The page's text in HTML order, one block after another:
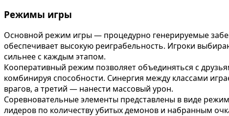
Режимы игры
Основной режим игры — процедурно генерируемые
обеспечивает высокую реиграбельность. Игроки
сильнее с каждым этапом.
Кооперативный режим позволяет объединяться с
комбинируя способности. Синергия между классами
врагов, а третий — нанести массовый урон.
Соревновательные элементы представлены в виде
лидеров по количеству убитых демонов и набранным